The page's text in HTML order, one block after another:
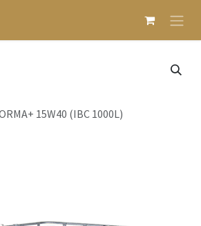
15W40 (IBC 1000L)